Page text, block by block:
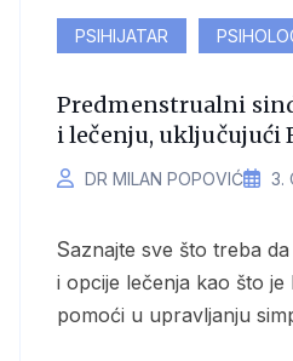
PSIHIJATAR
Predmenstrualni
i lečenju, uključujući
DR MILAN POPOVIĆ 3.
Saznajte sve što treba da znate o predmenstrualnom sindromu (PMS), uključujući simptome, dijagnostiku
i opcije lečenja kao što
pomoći u upravljanju